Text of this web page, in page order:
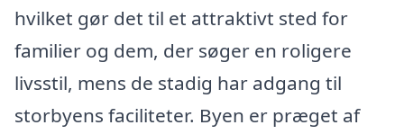
hvilket gør det til et attraktivt sted for
familier og dem, der søger en roligere
livsstil, mens de stadig har adgang til
storbyens faciliteter. Byen er præget af